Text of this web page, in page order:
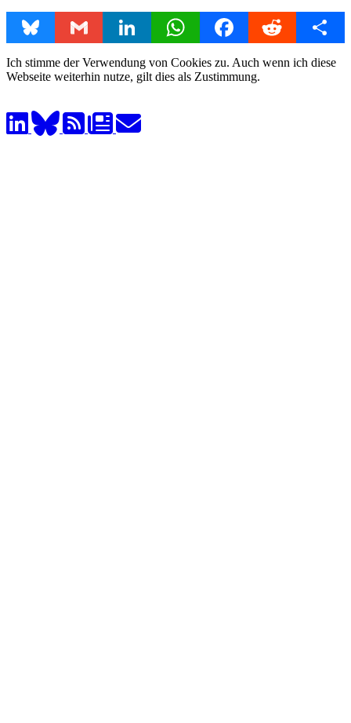
Bluesky Gmail LinkedIn WhatsAppFacebookReddit Share
Ich stimme der Verwendung von Cookies zu. Auch wenn ich diese
Webseite weiterhin nutze, gilt dies als Zustimmung.